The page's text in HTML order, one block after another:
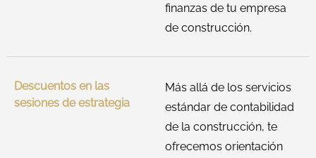
finanzas de tu empresa
de construcción.
Descuentos en las
sesiones de estrategia
Más allá de los servicios
estándar de contabilidad
de la construcción, te
ofrecemos orientación